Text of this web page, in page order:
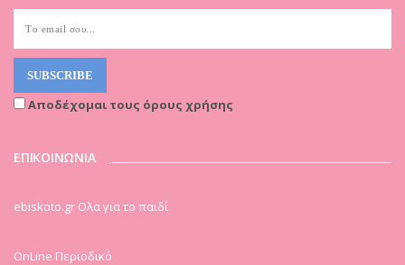
Αποδέχομαι τους όρους χρήσης
ΕΠΙΚΟΙΝΩΝΙΑ
ebiskoto.gr Ολα για το παιδί
OnLine Περιοδικό